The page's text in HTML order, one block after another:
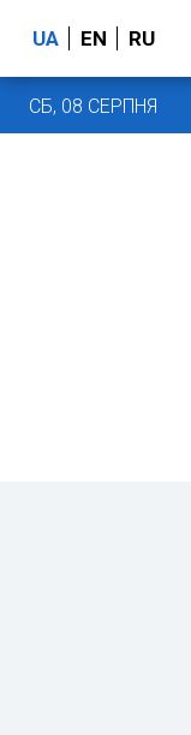
UA EN RU
СБ, 08 СЕРПНЯ